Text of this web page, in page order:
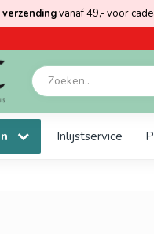
verzendingvanaf 49,- voor
Inlijstservice